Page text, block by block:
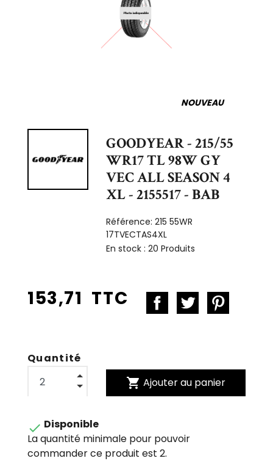
NOUVEAU
GOODYEAR - 215/55
WR17 TL 98W GY
VEC ALL SEASON 4
XL - 2155517 - BAB
Référence:215 55WR
17TVECTAS4XL
En stock :20 Produits
153,71 TTC
Quantité
shopping_cart Ajouter au panier
 Disponible
La quantité minimale pour pouvoir
commander ce produit est 2.